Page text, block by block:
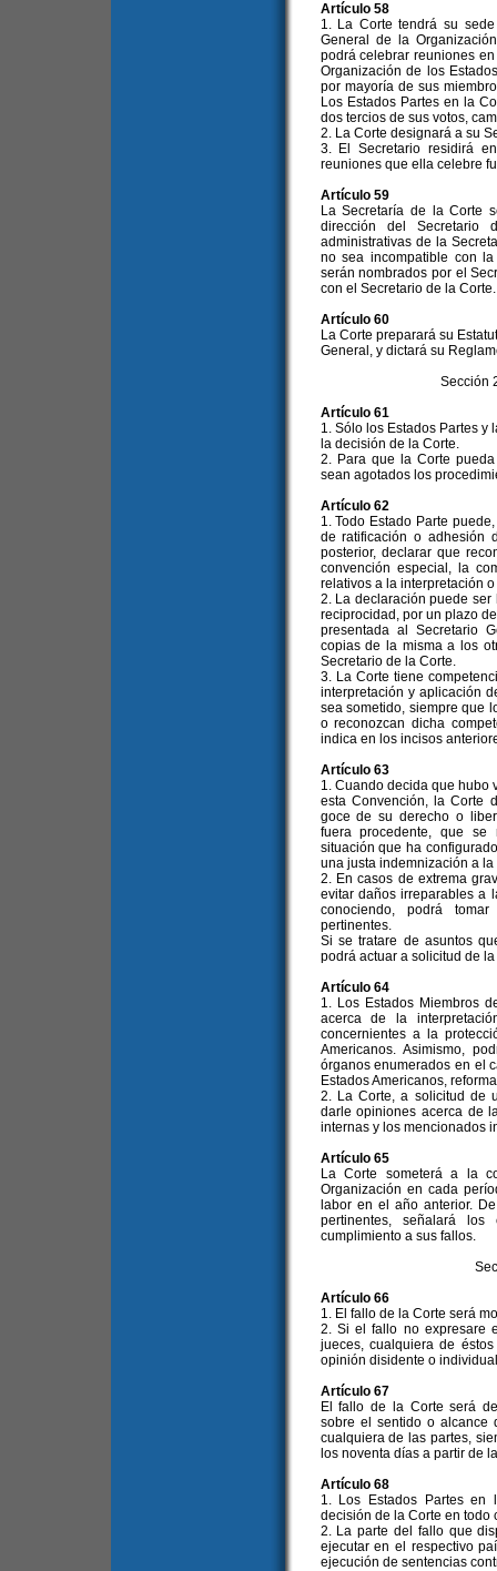
Artículo 58
1. La Corte tendrá su
General de la
podrá celebrar reuniones
Organización de los
por mayoría de sus
Los Estados Partes en la
dos tercios de sus votos,
2. La Corte designará a su
3. El Secretario residirá
reuniones que ella celebre
Artículo 59
La Secretaría de la Corte
dirección del
administrativas de la
no sea incompatible con
serán nombrados por el
con el Secretario de la Corte.
Artículo 60
La Corte preparará su
General, y dictará su
Sección
Artículo 61
1. Sólo los Estados Partes y
la decisión de la Corte.
2. Para que la Corte
sean agotados los
Artículo 62
1. Todo Estado Parte
de ratificación o adhesión
posterior, declarar que
convención especial, la
relativos a la interpretación
2. La declaración puede
reciprocidad, por un plazo
presentada al Secretario
copias de la misma a los
Secretario de la Corte.
3. La Corte tiene
interpretación y aplicación
sea sometido, siempre que
o reconozcan dicha
indica en los incisos
Artículo 63
1. Cuando decida que hubo
esta Convención, la Corte
goce de su derecho o
fuera procedente, que
situación que ha
una justa indemnización a
2. En casos de extrema
evitar daños irreparables a
conociendo, podrá
pertinentes.
Si se tratare de asuntos
podrá actuar a solicitud de
Artículo 64
1. Los Estados Miembros
acerca de la
concernientes a la
Americanos. Asimismo,
órganos enumerados en el
Estados Americanos,
2. La Corte, a solicitud de
darle opiniones acerca de
internas y los mencionados
Artículo 65
La Corte someterá a la
Organización en cada
labor en el año anterior.
pertinentes, señalará
cumplimiento a sus fallos.
Artículo 66
1. El fallo de la Corte será
2. Si el fallo no expresare
jueces, cualquiera de
opinión disidente o
Artículo 67
El fallo de la Corte será
sobre el sentido o alcance
cualquiera de las partes,
los noventa días a partir de
Artículo 68
1. Los Estados Partes en
decisión de la Corte en todo
2. La parte del fallo que
ejecutar en el respectivo
ejecución de sentencias